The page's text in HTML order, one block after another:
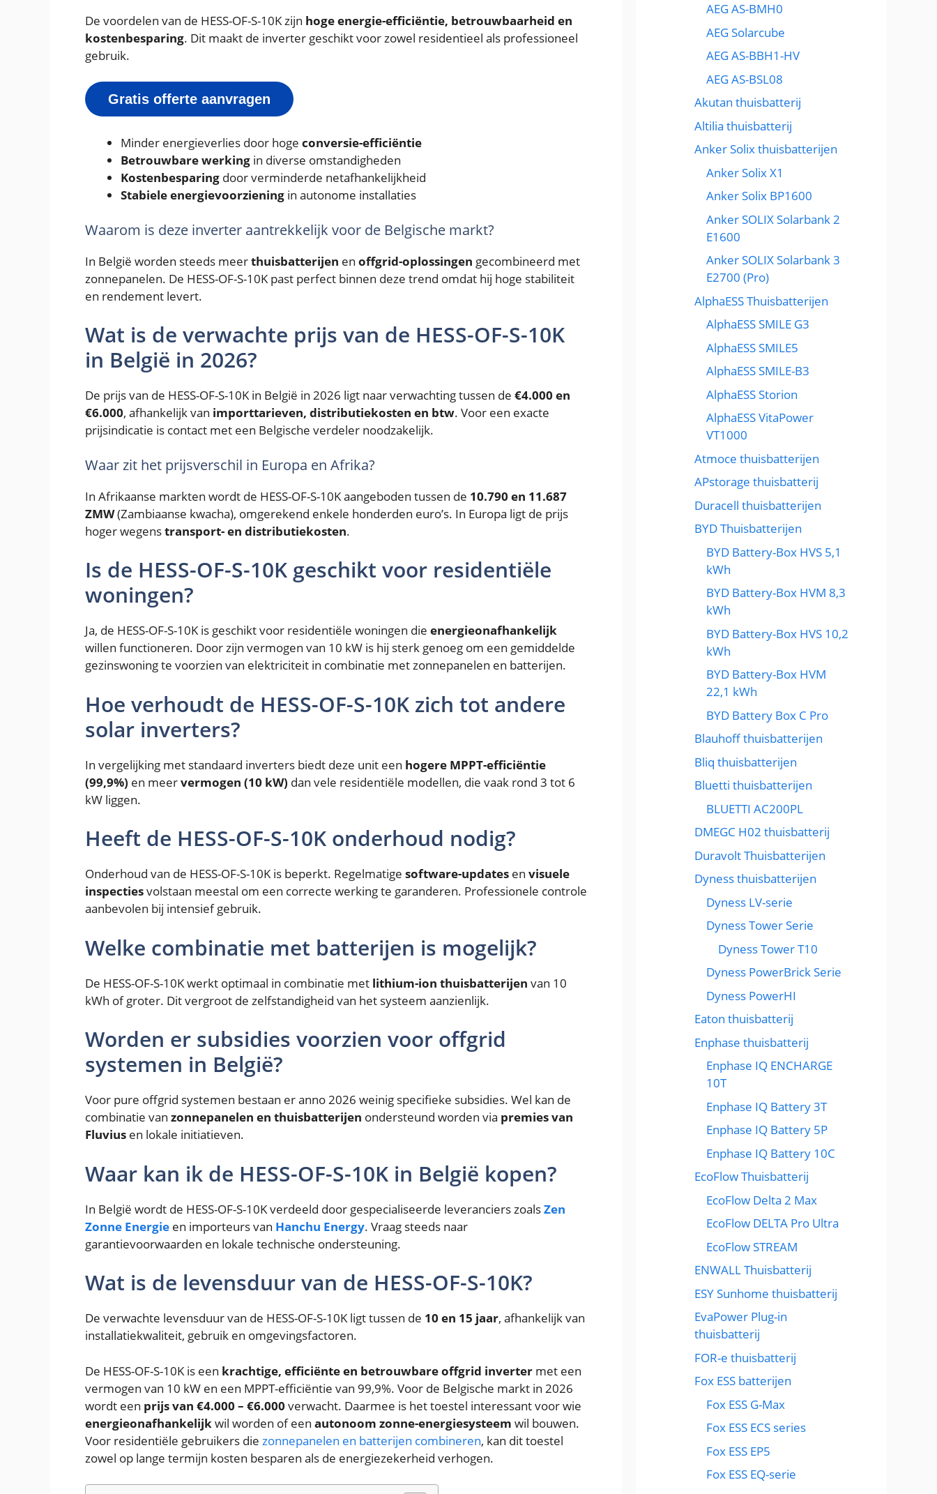
De voordelen van de HESS-OF-S-10K zijn hoge energie-efficiëntie, betrouwbaarheid en
kostenbesparing. Dit maakt de inverter geschikt voor zowel residentieel als professioneel
gebruik.
Gratis offerte aanvragen
Minder energieverlies door hoge conversie-efficiëntie
Betrouwbare werking in diverse omstandigheden
Kostenbesparing door verminderde netafhankelijkheid
Stabiele energievoorziening in autonome installaties
Waarom is deze inverter aantrekkelijk voor de Belgische markt?
In België worden steeds meerthuisbatterijen en offgrid-oplossingen gecombineerd met
zonnepanelen. De HESS-OF-S-10K past perfect binnen deze trend omdat hij hoge stabiliteit
en rendement levert.
Wat is de verwachte prijs van de HESS-OF-S-10K
in België in 2026?
De prijs van de HESS-OF-S-10K in België in 2026 ligt naar verwachting tussen de €4.000 en
€6.000, afhankelijk van importtarieven, distributiekosten en btw. Voor een exacte
prijsindicatie is contact met een Belgische verdeler noodzakelijk.
Waar zit het prijsverschil in Europa en Afrika?
In Afrikaanse markten wordt de HESS-OF-S-10K aangeboden tussen de 10.790 en 11.687
ZMW(Zambiaanse kwacha), omgerekend enkele honderden euro’s. In Europa ligt de prijs
hoger wegenstransport- en distributiekosten.
Is de HESS-OF-S-10K geschikt voor residentiële
woningen?
Ja, de HESS-OF-S-10K is geschikt voor residentiële woningen die energieonafhankelijk
willen functioneren. Door zijn vermogen van 10 kW is hij sterk genoeg om een gemiddelde
gezinswoning te voorzien van elektriciteit in combinatie met zonnepanelen en batterijen.
Hoe verhoudt de HESS-OF-S-10K zich tot andere
solar inverters?
In vergelijking met standaard inverters biedt deze unit een hogere MPPT-efficiëntie
(99,9%) en meervermogen (10 kW) dan vele residentiële modellen, die vaak rond 3 tot 6
kW liggen.
Heeft de HESS-OF-S-10K onderhoud nodig?
Onderhoud van de HESS-OF-S-10K is beperkt. Regelmatige software-updates en visuele
inspectiesvolstaan meestal om een correcte werking te garanderen. Professionele controle
aanbevolen bij intensief gebruik.
Welke combinatie met batterijen is mogelijk?
De HESS-OF-S-10K werkt optimaal in combinatie met lithium-ion thuisbatterijen van 10
kWh of groter. Dit vergroot de zelfstandigheid van het systeem aanzienlijk.
Worden er subsidies voorzien voor offgrid
systemen in België?
Voor pure offgrid systemen bestaan er anno 2026 weinig specifieke subsidies. Wel kan de
combinatie van zonnepanelen en thuisbatterijen ondersteund worden via premies van
Fluvius en lokale initiatieven.
Waar kan ik de HESS-OF-S-10K in België kopen?
In België wordt de HESS-OF-S-10K verdeeld door gespecialiseerde leveranciers zoalsZen
Zonne Energie en importeurs van Hanchu Energy. Vraag steeds naar
garantievoorwaarden en lokale technische ondersteuning.
Wat is de levensduur van de HESS-OF-S-10K?
De verwachte levensduur van de HESS-OF-S-10K ligt tussen de 10 en 15 jaar, afhankelijk van
installatiekwaliteit, gebruik en omgevingsfactoren.
De HESS-OF-S-10K is een krachtige, efficiënte en betrouwbare offgrid inverter met een
vermogen van 10 kW en een MPPT-efficiëntie van 99,9%. Voor de Belgische markt in 2026
wordt een prijs van €4.000 – €6.000 verwacht. Daarmee is het toestel interessant voor wie
energieonafhankelijk wil worden of een autonoom zonne-energiesysteem wil bouwen.
Voor residentiële gebruikers die zonnepanelen en batterijen combineren, kan dit toestel
zowel op lange termijn kosten besparen als de energiezekerheid verhogen.
AEG AS-BMH0
AEG Solarcube
AEG AS-BBH1-HV
AEG AS-BSL08
Akutan thuisbatterij
Altilia thuisbatterij
Anker Solix thuisbatterijen
Anker Solix X1
Anker Solix BP1600
Anker SOLIX Solarbank 2
E1600
Anker SOLIX Solarbank 3
E2700 (Pro)
AlphaESS Thuisbatterijen
AlphaESS SMILE G3
AlphaESS SMILE5
AlphaESS SMILE-B3
AlphaESS Storion
AlphaESS VitaPower
VT1000
Atmoce thuisbatterijen
APstorage thuisbatterij
Duracell thuisbatterijen
BYD Thuisbatterijen
BYD Battery-Box HVS 5,1
kWh
BYD Battery-Box HVM 8,3
kWh
BYD Battery-Box HVS 10,2
kWh
BYD Battery-Box HVM
22,1 kWh
BYD Battery Box C Pro
Blauhoff thuisbatterijen
Bliq thuisbatterijen
Bluetti thuisbatterijen
BLUETTI AC200PL
DMEGC H02 thuisbatterij
Duravolt Thuisbatterijen
Dyness thuisbatterijen
Dyness LV-serie
Dyness Tower Serie
Dyness Tower T10
Dyness PowerBrick Serie
Dyness PowerHI
Eaton thuisbatterij
Enphase thuisbatterij
Enphase IQ ENCHARGE
10T
Enphase IQ Battery 3T
Enphase IQ Battery 5P
Enphase IQ Battery 10C
EcoFlow Thuisbatterij
EcoFlow Delta 2 Max
EcoFlow DELTA Pro Ultra
EcoFlow STREAM
ENWALL Thuisbatterij
ESY Sunhome thuisbatterij
EvaPower Plug-in
thuisbatterij
FOR-e thuisbatterij
Fox ESS batterijen
Fox ESS G-Max
Fox ESS ECS series
Fox ESS EP5
Fox ESS EQ-serie